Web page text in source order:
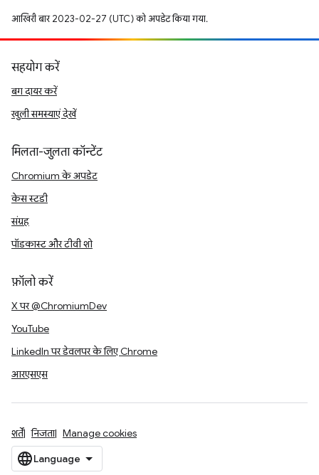
आखिरी बार 2023-02-27 (UTC) को अपडेट किया गया.
सहयोग करें
बग दायर करें
खुली समस्याएं देखें
मिलता-जुलता कॉन्टेंट
Chromium के अपडेट
केस स्टडी
संग्रह
पॉडकास्ट और टीवी शो
फ़ॉलो करें
X पर @ChromiumDev
YouTube
LinkedIn पर डेवलपर के लिए Chrome
आरएसएस
शर्तें निजता Manage cookies